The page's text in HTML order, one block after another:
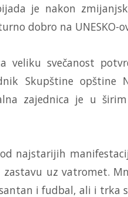
je nakon
dobro na UNESKO-
veliku svečanost
Skupštine opštine
zajednica je u
najstarijih
uz vatromet.
i fudbal, ali i trka